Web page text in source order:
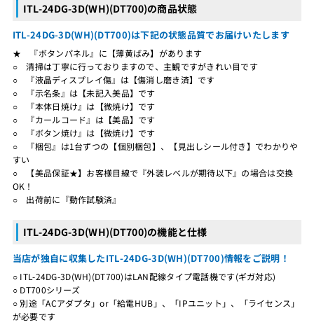
ITL-24DG-3D(WH)(DT700)の商品状態
ITL-24DG-3D(WH)(DT700)は下記の状態品質でお届けいたします
★ 『ボタンパネル』に【薄黄ばみ】があります
○ 清掃は丁寧に行っておりますので、主観ですがきれい目です
○ 『液晶ディスプレイ傷』は【傷消し磨き済】です
○ 『示名条』は【未記入美品】です
○ 『本体日焼け』は【微焼け】です
○ 『カールコード』は【美品】です
○ 『ボタン焼け』は【微焼け】です
○ 『梱包』は1台ずつの【個別梱包】、【見出しシール付き】でわかりや
すい
○ 【美品保証★】お客様目線で『外装レベルが期待以下』の場合は交換
OK！
○ 出荷前に『動作試験済』
ITL-24DG-3D(WH)(DT700)の機能と仕様
当店が独自に収集したITL-24DG-3D(WH)(DT700)情報をご説明！
○ ITL-24DG-3D(WH)(DT700)はLAN配線タイプ電話機です(ギガ対応)
○ DT700シリーズ
○ 別途「ACアダプタ」or「給電HUB」、「IPユニット」、「ライセンス」
が必要です